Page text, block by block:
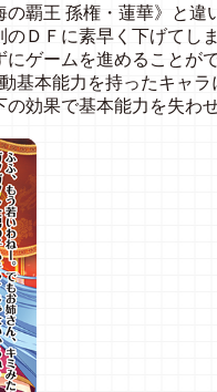
覇王 孫権・蓮華》と
ＤＦに素早く下げてし
ゲームを進めることが
基本能力を持ったキャ
の効果で基本能力を失わ